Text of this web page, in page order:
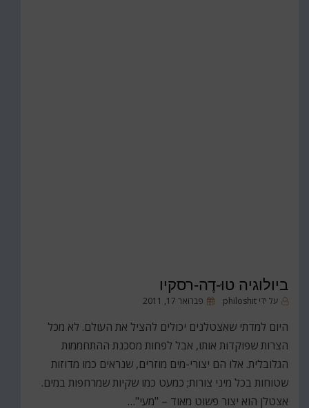
ביולוגיה טוּ-דֶה-רסקיו
על ידי philoshit
פורסםפברואר 17, 2011
היום למדתי שאִצטלנים יכולים להציל את העולם. לא מכל
הצרות שפוקדות אותו, אבל לפחות מסכנת ההתחממות
הגלובלית. אלו הם יצורי-מים מוזרים, שנראים כמו מדוזות
שטוחות בכל מיני צורות; כמעט כמו שקיות שמרחפות במים.
אצטלן הוא יצור פשוט מאוד – "מעי"…